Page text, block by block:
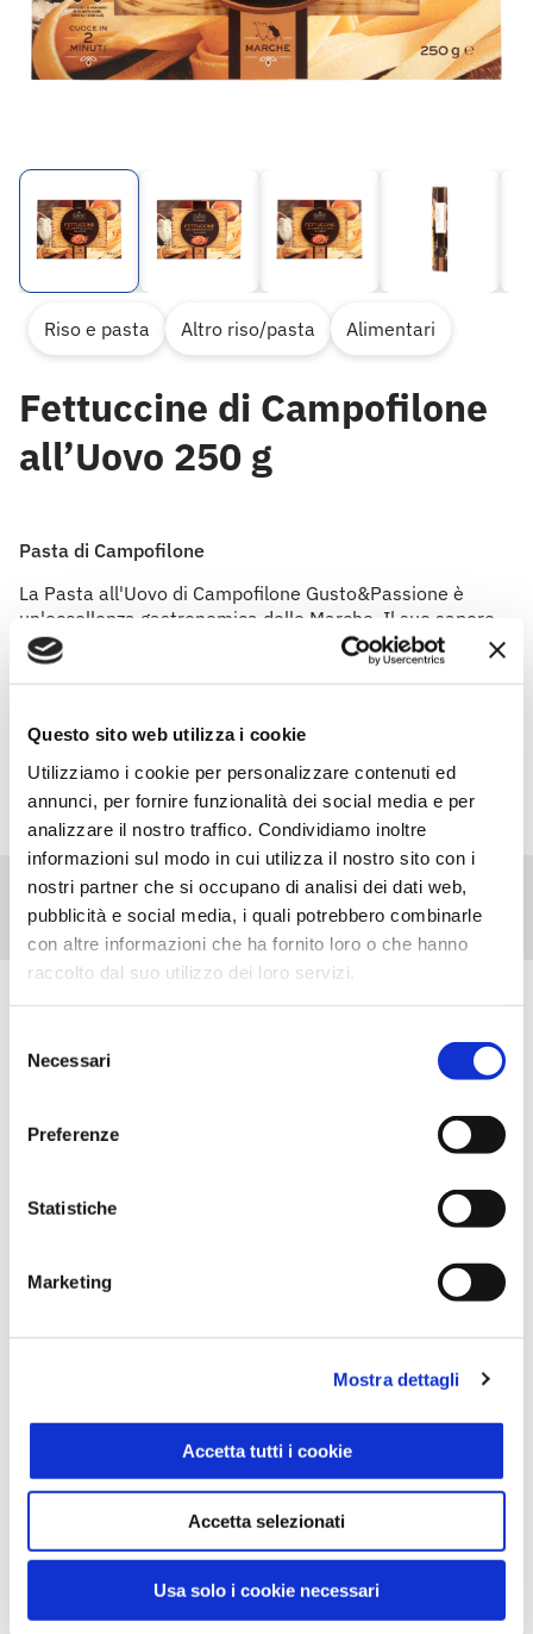
Questo sito web utilizza i cookie
Utilizziamo i cookie per personalizzare contenuti ed
annunci, per fornire funzionalità dei social media e per
analizzare il nostro traffico. Condividiamo inoltre
informazioni sul modo in cui utilizza il nostro sito con i
nostri partner che si occupano di analisi dei dati web,
pubblicità e social media, i quali potrebbero combinarle
con altre informazioni che ha fornito loro o che hanno
raccolto dal suo utilizzo dei loro servizi.
delNecessari
Preferenze
Statistiche
Marketing
Mostra dettagli
Accetta tutti i cookie
Accetta selezionati
Usa solo i cookie necessari
Riso e pasta Altro riso/pasta Alimentari
Fettuccine di Campofilone
all’Uovo 250 g
Pasta di Campofilone
La Pasta all'Uovo di Campofilone Gusto&Passione è
un'eccellenza gastronomica delle Marche. Il suo sapore
inconfondibile e ricco rimanda al classico pranzo della
domenica e si sposa perfettamente con tutti i tipi di
Olio Extra Vergine di Oliva 1 l
Primo